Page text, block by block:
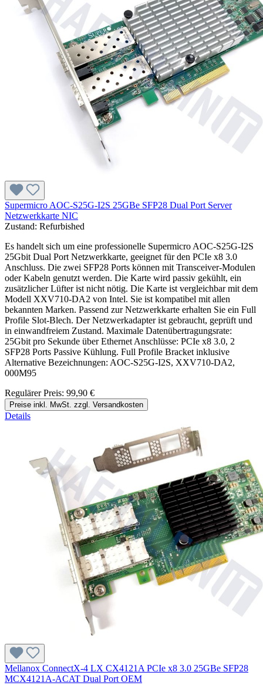
Supermicro AOC-S25G-I2S 25GBe SFP28 Dual Port Server
Netzwerkkarte NIC
Zustand: Refurbished
Es handelt sich um eine professionelle Supermicro AOC-S25G-I2S
25Gbit Dual Port Netzwerkkarte, geeignet für den PCIe x8 3.0
Anschluss. Die zwei SFP28 Ports können mit Transceiver-Modulen
oder Kabeln genutzt werden. Die Karte wird passiv gekühlt, ein
zusätzlicher Lüfter ist nicht nötig. Die Karte ist vergleichbar mit dem
Modell XXV710-DA2 von Intel. Sie ist kompatibel mit allen
bekannten Marken. Passend zur Netzwerkkarte erhalten Sie ein Full
Profile Slot-Blech. Der Netzwerkadapter ist gebraucht, geprüft und
in einwandfreiem Zustand. Maximale Datenübertragungsrate:
25Gbit pro Sekunde über Ethernet Anschlüsse: PCIe x8 3.0, 2
SFP28 Ports Passive Kühlung. Full Profile Bracket inklusive
Alternative Bezeichnungen: AOC-S25G-I2S, XXV710-DA2,
000M95
Regulärer Preis: 99,90 €
Preise inkl. MwSt. zzgl. Versandkosten
Details
Mellanox ConnectX-4 LX CX4121A PCIe x8 3.0 25GBe SFP28
MCX4121A-ACAT Dual Port OEM